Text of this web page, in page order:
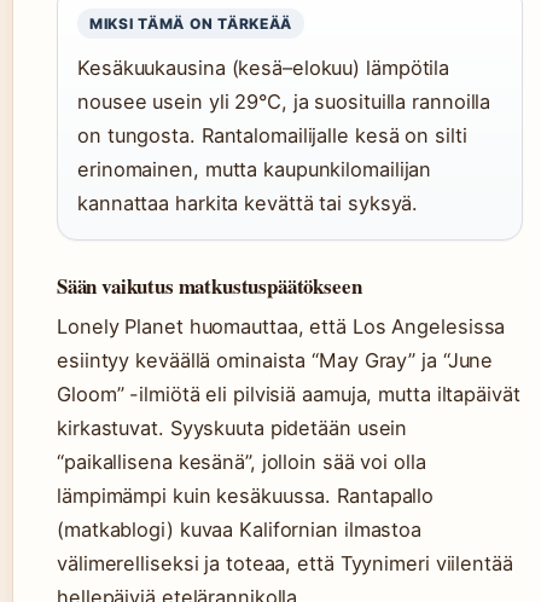
MIKSI TÄMÄ ON TÄRKEÄÄ
Kesäkuukausina (kesä–elokuu) lämpötila
nousee usein yli 29°C, ja suosituilla rannoilla
on tungosta. Rantalomailijalle kesä on silti
erinomainen, mutta kaupunkilomailijan
kannattaa harkita kevättä tai syksyä.
Sään vaikutus matkustuspäätökseen
Lonely Planet huomauttaa, että Los Angelesissa
esiintyy keväällä ominaista “May Gray” ja “June
Gloom” -ilmiötä eli pilvisiä aamuja, mutta iltapäivät
kirkastuvat. Syyskuuta pidetään usein
“paikallisena kesänä”, jolloin sää voi olla
lämpimämpi kuin kesäkuussa. Rantapallo
(matkablogi) kuvaa Kalifornian ilmastoa
välimerelliseksi ja toteaa, että Tyynimeri viilentää
hellepäiviä etelärannikolla.